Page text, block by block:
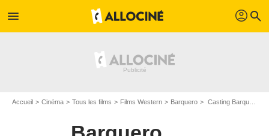
menu profil search
Accueil Cinéma Tous les films Films Western Barquero Casting Barquero